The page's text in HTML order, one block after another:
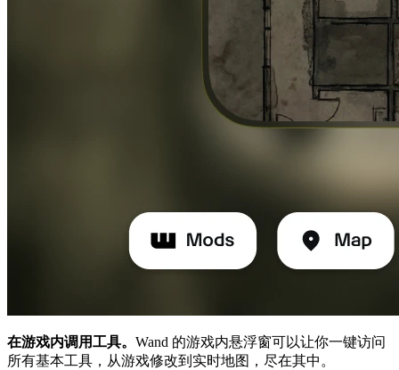
在游戏内调用工具。 Wand 的游戏内悬浮窗可以让你一键访问
所有基本工具，从游戏修改到实时地图，尽在其中。